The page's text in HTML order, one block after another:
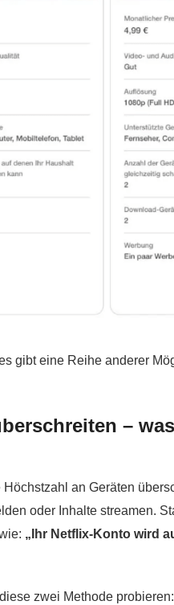
gibt eine Reihe anderer
–
an Geräten
oder Inhalte streamen.
„Ihr Netflix-Konto wird
zwei Methode probieren: